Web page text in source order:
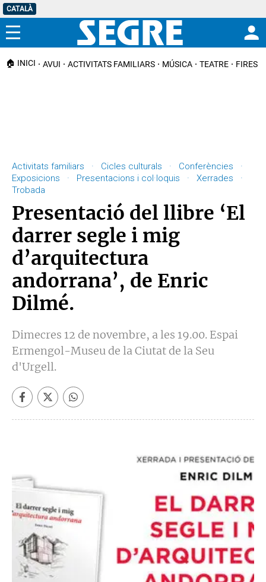
CATALÀ
Menú
🏠 INICI AVUI ACTIVITATS FAMILIARS MÚSICA TEATRE FIRES I
Activitats familiars · Cicles culturals · Conferències ·
Exposicions · Presentacions i col·loquis · Xerrades ·
Trobada
Presentació del llibre ‘El
darrer segle i mig
d’arquitectura
andorrana’, de Enric
Dilmé.
Dimecres 12 de novembre, a les 19.00. Espai
Ermengol-Museu de la Ciutat de la Seu
d'Urgell.